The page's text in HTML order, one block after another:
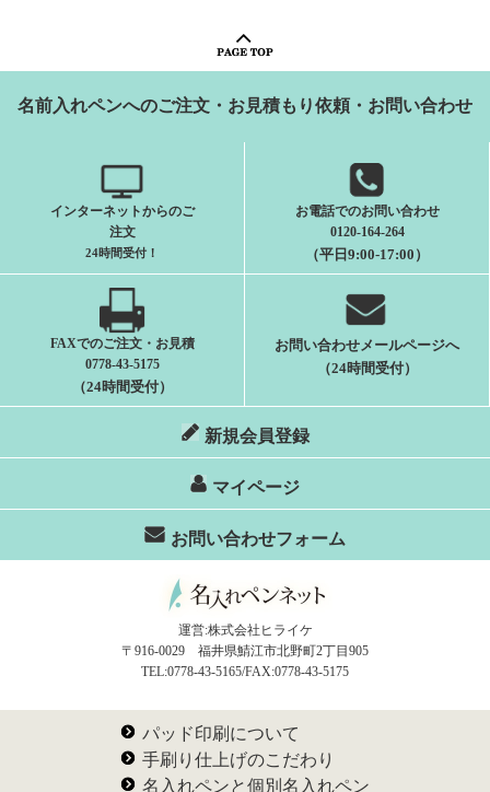
名前入れペンへのご注文・お見積もり依頼・お問い合わせ
インターネットからのご
注文
24時間受付 ！
お電話でのお問い合わせ
0120-164-264
（平日9:00-17:00）
FAXでのご注文・お見積
0778-43-5175
（24時間受付）
お問い合わせメールページへ
（24時間受付）
新規会員登録
マイページ
お問い合わせフォーム
運営:株式会社ヒライケ
〒916-0029 福井県鯖江市北野町2丁目905
TEL:0778-43-5165/FAX:0778-43-5175
パッド印刷について
手刷り仕上げのこだわり
名入れペンと個別名入れペン